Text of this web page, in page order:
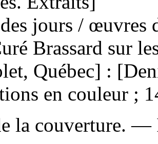
jours / œuvres
Brassard sur
Québec] :
en couleur ;
la couverture. —